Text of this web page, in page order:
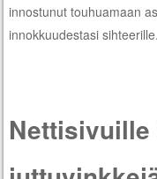
innostunut touhuamaan
innokkuudestasi sihteerille.
Nettisivuille